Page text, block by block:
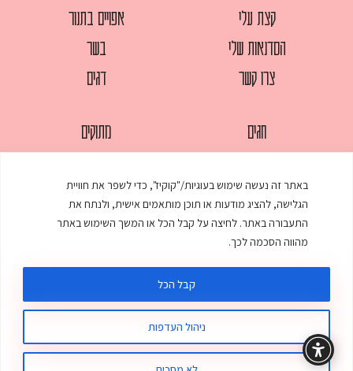
באתר זה נעשה שימוש בעוגיות/"קוקיז", כדי לשפר את חוויית
הגלישה, להציג מודעות או תוכן מותאמים אישית, ולנתח את
התעבורה באתר. לחיצה על קבל הכל או המשך השימוש באתר
מהווה הסכמה לכך.
ניהול העדפות
קבל הכל
קצת עלי
הסדנאות שלי
צרו קשר
אפויים בתנור
בשר
דגים
חגים
מאפים
ממולאים
מרקים
מתוקים
עוגות
עוף
© כל הזכויות שמורות לענת אלישע | עיצוב ובניית אתר
תקנון האתר מדיניות פרטיות